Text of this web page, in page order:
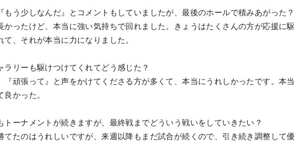
もう少しなんだ』とコメントもしていましたが、最後のホールで積みあがった？
かったけど、本当に強い気持ちで回れました。きょうはたくさんの方が応援に駆
て、それが本当に力になりました。
ラリーも駆けつけてくれてどう感じた？
『頑張って』と声をかけてくださる方が多くて、本当にうれしかったです。本当
かった。
トーナメントが続きますが、最終戦までどういう戦いをしていきたい？
てたのはうれしいですが、来週以降もまだ試合が続くので、引き続き調整して優